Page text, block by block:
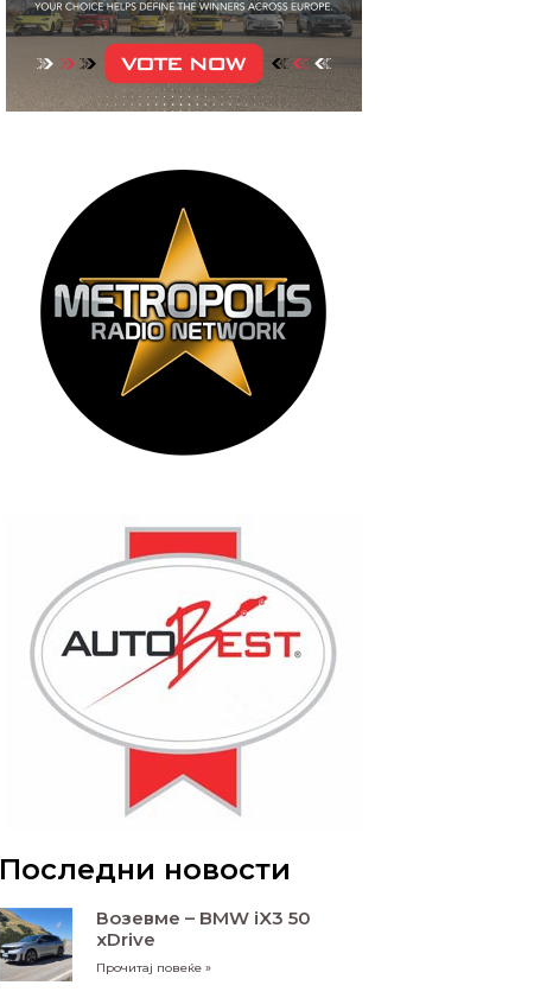
Последни новости
Возевме – BMW iX3 50
xDrive
Прочитај повеќе »